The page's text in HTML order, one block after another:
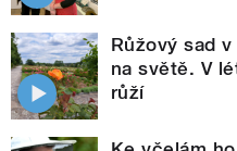
Růžový sad
na světě. V
růží